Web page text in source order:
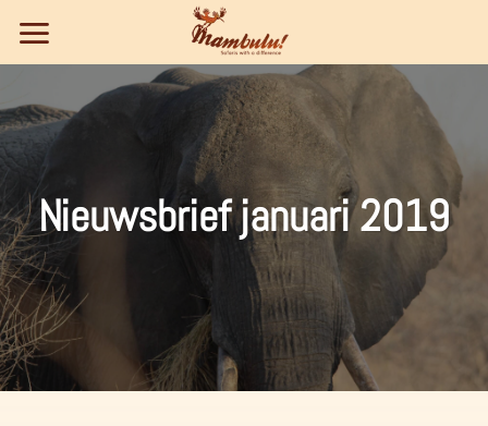
naar
inhoud
Nieuwsbrief januari 2019